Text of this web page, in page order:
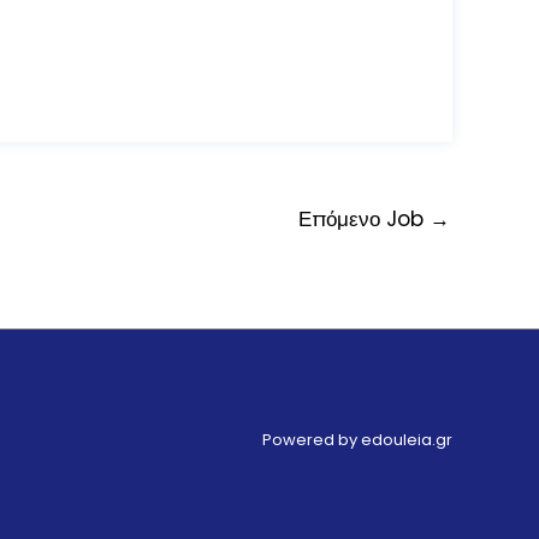
Επόμενο Job →
Powered by edouleia.gr